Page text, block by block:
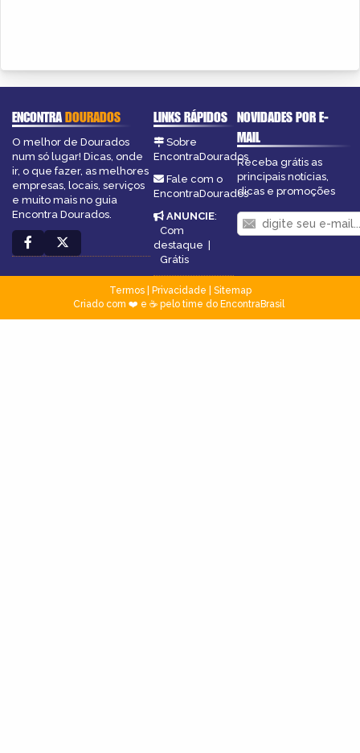
ENCONTRADOURADOS
O melhor de Dourados
num só lugar! Dicas, onde
ir, o que fazer, as melhores
empresas, locais, serviços
e muito mais no guia
Encontra Dourados.
LINKS RÁPIDOS
Sobre
EncontraDourados
Fale com o
EncontraDourados
ANUNCIE:
Com
destaque |
Grátis
NOVIDADES POR E-
MAIL
Receba grátis as
principais notícias,
dicas e promoções
Termos| Privacidade
Sitemap
Criado com ❤️ e ☕ pelo time do EncontraBrasil